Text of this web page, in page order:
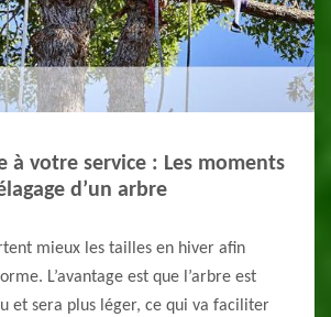
à votre service : Les moments
d’un arbre
mieux les tailles en hiver afin
L’avantage est que l’arbre est
et sera plus léger, ce qui va faciliter